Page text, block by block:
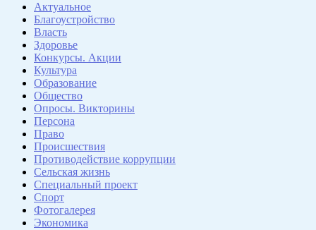
Актуальное
Благоустройство
Власть
Здоровье
Конкурсы. Акции
Культура
Образование
Общество
Опросы. Викторины
Персона
Право
Происшествия
Противодействие коррупции
Сельская жизнь
Специальный проект
Спорт
Фотогалерея
Экономика